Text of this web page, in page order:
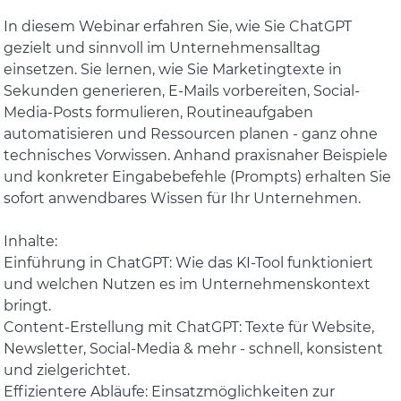
In diesem Webinar erfahren Sie, wie Sie ChatGPT
gezielt und sinnvoll im Unternehmensalltag
einsetzen. Sie lernen, wie Sie Marketingtexte in
Sekunden generieren, E-Mails vorbereiten, Social-
Media-Posts formulieren, Routineaufgaben
automatisieren und Ressourcen planen - ganz ohne
technisches Vorwissen. Anhand praxisnaher Beispiele
und konkreter Eingabebefehle (Prompts) erhalten Sie
sofort anwendbares Wissen für Ihr Unternehmen.
Inhalte:
Einführung in ChatGPT: Wie das KI-Tool funktioniert
und welchen Nutzen es im Unternehmenskontext
bringt.
Content-Erstellung mit ChatGPT: Texte für Website,
Newsletter, Social-Media & mehr - schnell, konsistent
und zielgerichtet.
Effizientere Abläufe: Einsatzmöglichkeiten zur